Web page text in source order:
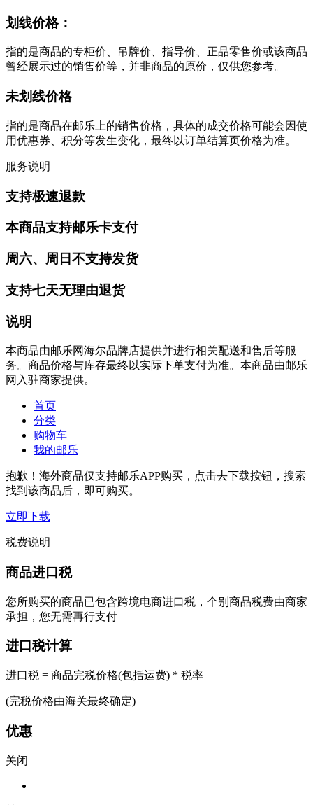
划线价格：
指的是商品的专柜价、吊牌价、指导价、正品零售价或该商品
曾经展示过的销售价等，并非商品的原价，仅供您参考。
未划线价格
指的是商品在邮乐上的销售价格，具体的成交价格可能会因使
用优惠券、积分等发生变化，最终以订单结算页价格为准。
服务说明
支持极速退款
本商品支持邮乐卡支付
周六、周日不支持发货
支持七天无理由退货
说明
本商品由邮乐网海尔品牌店提供并进行相关配送和售后等服
务。商品价格与库存最终以实际下单支付为准。本商品由邮乐
网入驻商家提供。
首页
分类
购物车
我的邮乐
抱歉！海外商品仅支持邮乐APP购买，点击去下载按钮，搜索
找到该商品后，即可购买。
立即下载
税费说明
商品进口税
您所购买的商品已包含跨境电商进口税，个别商品税费由商家
承担，您无需再行支付
进口税计算
进口税 = 商品完税价格(包括运费) * 税率
(完税价格由海关最终确定)
优惠
关闭